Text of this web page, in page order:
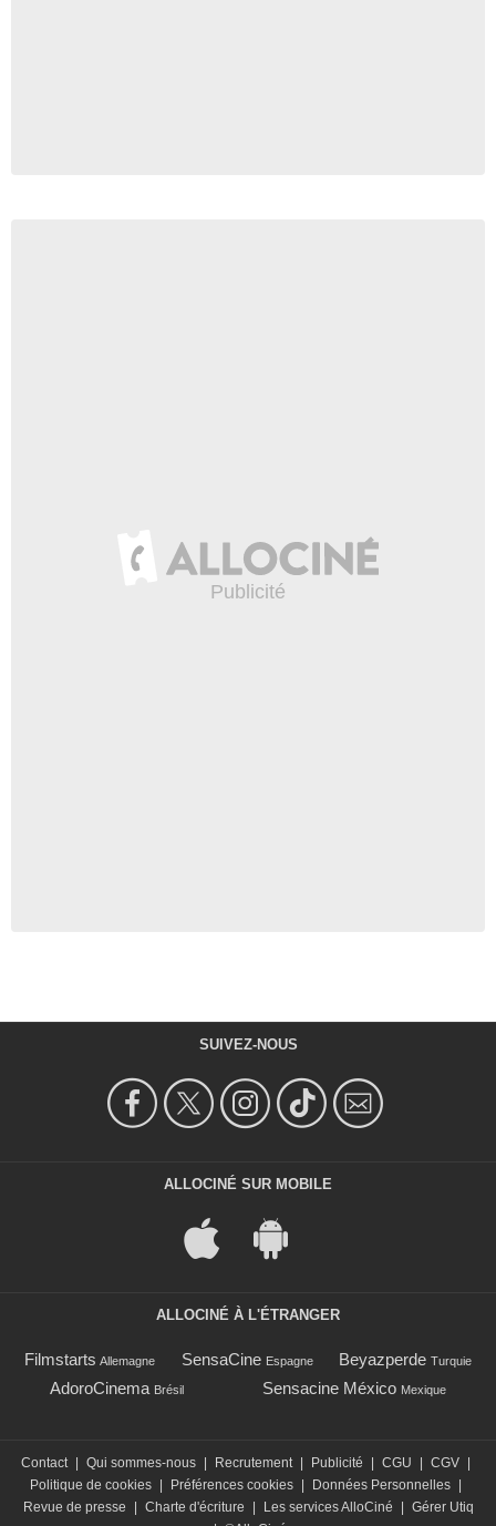
SUIVEZ-NOUS
ALLOCINÉ SUR MOBILE
ALLOCINÉ À L'ÉTRANGER
Filmstarts Allemagne SensaCine Espagne Beyazperde Turquie
AdoroCinema Brésil Sensacine México Mexique
Contact Qui sommes-nous Recrutement Publicité CGU CGV
Politique de cookies
Préférences cookies Données Personnelles
Revue de presse
Charte d'écriture Les services AlloCiné
Gérer Utiq